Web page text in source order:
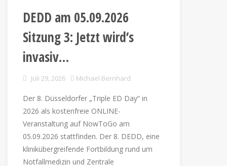
DEDD am 05.09.2026
Sitzung 3: Jetzt wird’s
invasiv…
Juli 29, 2026 Michael Bernhard
Der 8. Düsseldorfer „Triple ED Day“ in
2026 als kostenfreie ONLINE-
Veranstaltung auf NowToGo am
05.09.2026 stattfinden. Der 8. DEDD, eine
klinikübergreifende Fortbildung rund um
Notfallmedizin und Zentrale